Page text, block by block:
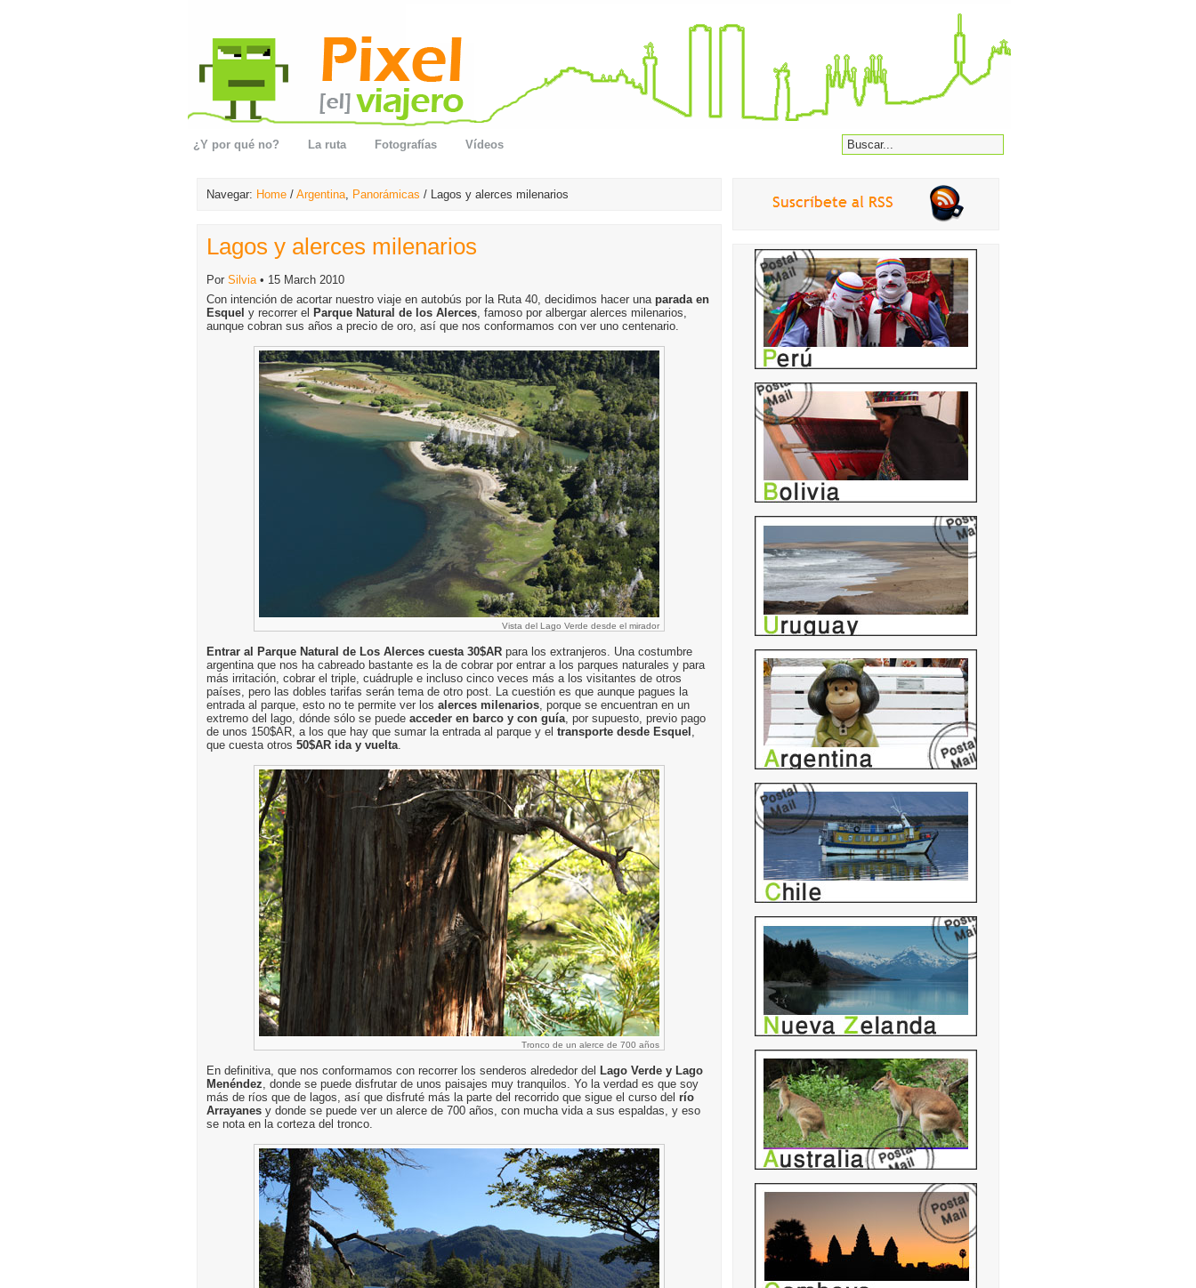
¿Y por qué no? La ruta Fotografías Vídeos
Navegar: Home / Argentina, Panorámicas / Lagos y alerces milenarios
Lagos y alerces milenarios
Por Silvia• 15 March 2010
Con intención de acortar nuestro viaje en autobús por la Ruta 40, decidimos hacer una parada en
Esquel y recorrer el Parque Natural de los Alerces, famoso por albergar alerces milenarios,
aunque cobran sus años a precio de oro, así que nos conformamos con ver uno centenario.
Vista del Lago Verde desde el mirador
Entrar al Parque Natural de Los Alerces cuesta 30$AR para los extranjeros. Una costumbre
argentina que nos ha cabreado bastante es la de cobrar por entrar a los parques naturales y para
más irritación, cobrar el triple, cuádruple e incluso cinco veces más a los visitantes de otros
países, pero las dobles tarifas serán tema de otro post. La cuestión es que aunque pagues la
entrada al parque, esto no te permite ver los alerces milenarios, porque se encuentran en un
extremo del lago, dónde sólo se puede acceder en barco y con guía, por supuesto, previo pago
de unos 150$AR, a los que hay que sumar la entrada al parque y el transporte desde Esquel ,
que cuesta otros 50$AR ida y vuelta.
Tronco de un alerce de 700 años
En definitiva, que nos conformamos con recorrer los senderos alrededor del Lago Verde y Lago
Menéndez, donde se puede disfrutar de unos paisajes muy tranquilos. Yo la verdad es que soy
más de ríos que de lagos, así que disfruté más la parte del recorrido que sigue el curso del río
Arrayanes y donde se puede ver un alerce de 700 años, con mucha vida a sus espaldas, y eso
se nota en la corteza del tronco.